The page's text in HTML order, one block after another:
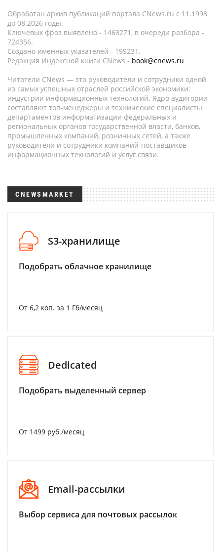
Обработан архив публикаций портала CNews.ru c 11.1998
до 08.2026 годы.
Ключевых фраз выявлено - 1463271, в очереди разбора -
724356.
Создано именных указателей - 199231.
Редакция Индексной книги CNews - book@cnews.ru
Читатели CNews — это руководители и сотрудники одной
из самых успешных отраслей российской экономики:
индустрии информационных технологий. Ядро аудитории
составляют топ-менеджеры и технические специалисты
департаментов информатизации федеральных и
региональных органов государственной власти, банков,
промышленных компаний, розничных сетей, а также
руководители и сотрудники компаний-поставщиков
информационных технологий и услуг связи.
CNEWSMARKET
S3-хранилище
Подобрать облачное хранилище
От 6,2 коп. за 1 Гб/месяц
Dedicated
Подобрать выделенный сервер
От 1499 руб./месяц
Email-рассылки
Выбор сервиса для почтовых рассылок